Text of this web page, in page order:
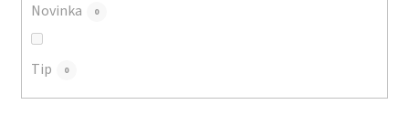
Novinka 0
Tip 0